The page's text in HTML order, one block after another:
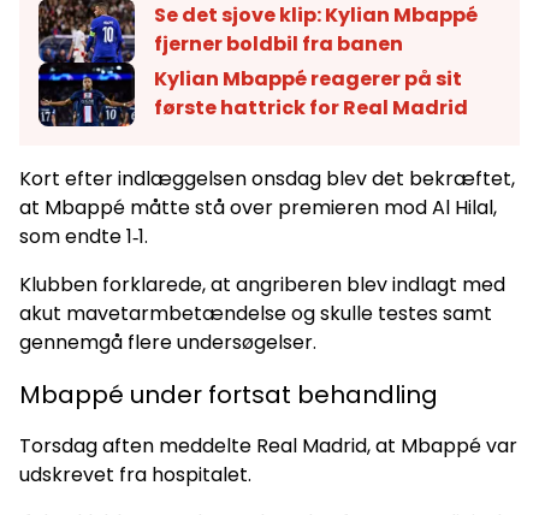
Se det sjove klip: Kylian Mbappé
fjerner boldbil fra banen
Kylian Mbappé reagerer på sit
første hattrick for Real Madrid
Kort efter indlæggelsen onsdag blev det bekræftet,
at Mbappé måtte stå over premieren mod Al Hilal,
som endte 1‑1.
Klubben forklarede, at angriberen blev indlagt med
akut mavetarmbetændelse og skulle testes samt
gennemgå flere undersøgelser.
Mbappé under fortsat behandling
Torsdag aften meddelte Real Madrid, at Mbappé var
udskrevet fra hospitalet.